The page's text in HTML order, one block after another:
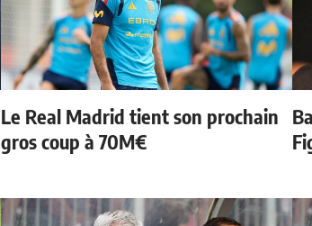
Le Real Madrid tient son prochain
gros coup à 70M€